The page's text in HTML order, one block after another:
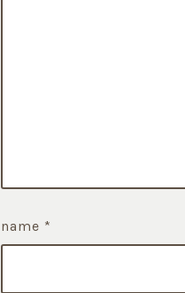
name *